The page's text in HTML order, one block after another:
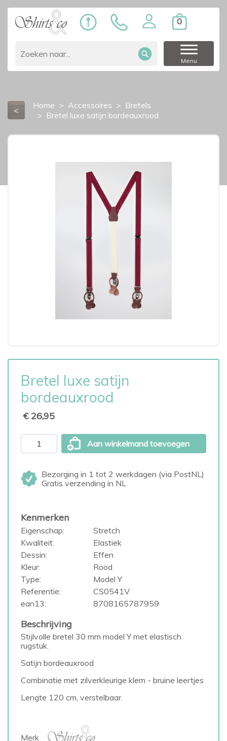
0
Menu
< Home Accessoires
Bretels
Bretel luxe satijn bordeauxrood
Bretel luxe satijn
bordeauxrood
€ 26,95
Aan winkelmand toevoegen
Bezorging in 1 tot 2 werkdagen (via PostNL)
Gratis verzending in NL
Kenmerken
Eigenschap:
Stretch
Kwaliteit:
Elastiek
Dessin:
Effen
Kleur:
Rood
Type:
Model Y
Referentie:
CS0541V
ean13:
8708165787959
Beschrijving
Stijlvolle bretel 30 mm model Y met elastisch
rugstuk.
Satijn bordeauxrood
Combinatie met zilverkleurige klem - bruine leertjes
Lengte 120 cm, verstelbaar.
Merk